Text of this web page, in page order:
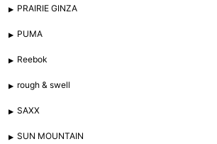
PRAIRIE GINZA
PUMA
Reebok
rough & swell
SAXX
SUN MOUNTAIN